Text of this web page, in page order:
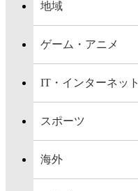
地域
ゲーム・アニメ
IT・インターネット
スポーツ
海外